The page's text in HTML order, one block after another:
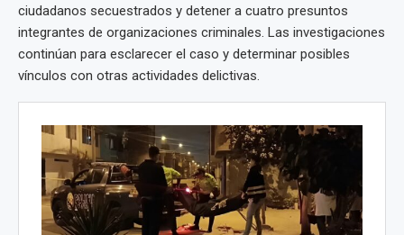
ciudadanos secuestrados y detener a cuatro presuntos
integrantes de organizaciones criminales. Las investigaciones
continúan para esclarecer el caso y determinar posibles
vínculos con otras actividades delictivas.